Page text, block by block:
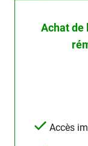
Achat de
Accès